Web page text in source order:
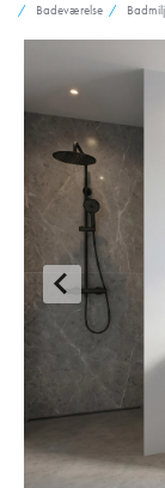
Badeværelse